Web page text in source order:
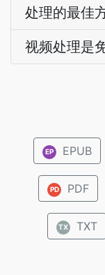
处理的最佳
视频处理是
EP EPUB
PD PDF
TX TXT